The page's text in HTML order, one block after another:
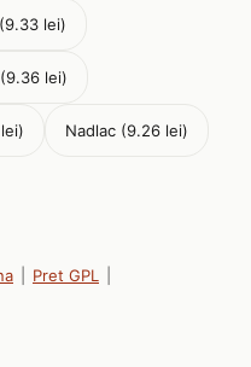
lei)
lei)
Nadlac (9.26 lei)
Pret GPL